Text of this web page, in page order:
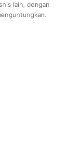
lain, dengan